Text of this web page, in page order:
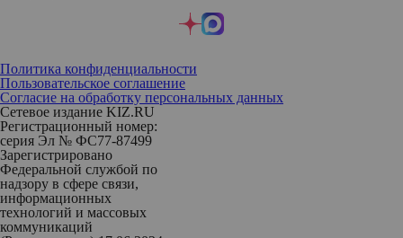
Политика конфиденциальности
Пользовательское соглашение
Согласие на обработку персональных данных
Сетевое издание KIZ.RU
Регистрационный номер:
серия Эл № ФС77-87499
Зарегистрировано
Федеральной службой по
надзору в сфере связи,
информационных
технологий и массовых
коммуникаций